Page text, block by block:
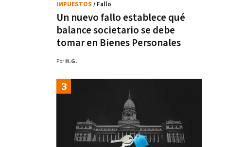
Un nuevo fallo establece qué
balance societario se debe
tomar en Bienes Personales
IMPUESTOS / Fallo
Por H.G.